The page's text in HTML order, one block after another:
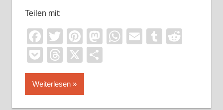
Teilen mit:
Facebook
TwitterPinterest
Mastodon
WhatsApp
EmailTumblr
PocketThreads
X
Weiterlesen